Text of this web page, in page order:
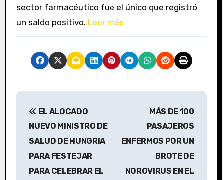
sector farmacéutico fue el único que registró
un saldo positivo. Leer más
N
EL ALOCADO
NUEVO MINISTRO DE
SALUD DE HUNGRIA
PARA FESTEJAR
PARA CELEBRAR EL
MÁS DE 100
PASAJEROS
ENFERMOS POR UN
BROTE DE
NOROVIRUS EN EL